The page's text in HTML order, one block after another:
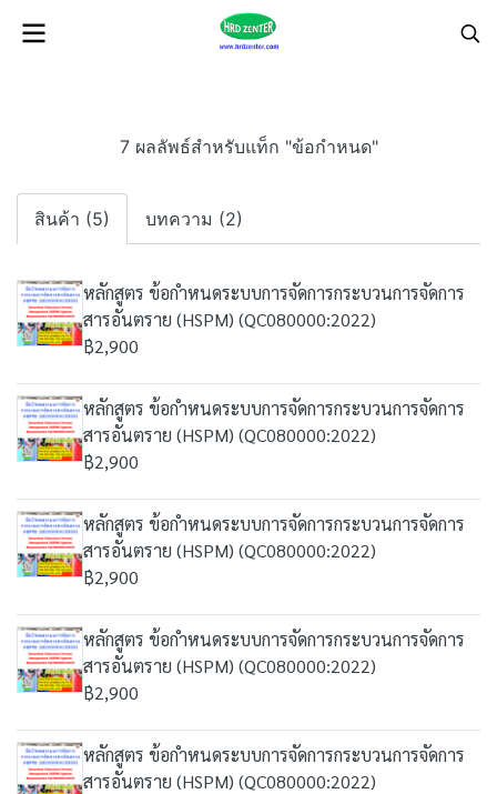
7 ผลลัพธ์สำหรับแท็ก "ข้อกำหนด"
สินค้า (5) บทความ (2)
หลักสูตร ข้อกำหนดระบบการจัดการกระบวนการจัดการ
สารอันตราย (HSPM) (QC080000:2022)
฿2,900
หลักสูตร ข้อกำหนดระบบการจัดการกระบวนการจัดการ
สารอันตราย (HSPM) (QC080000:2022)
฿2,900
หลักสูตร ข้อกำหนดระบบการจัดการกระบวนการจัดการ
สารอันตราย (HSPM) (QC080000:2022)
฿2,900
หลักสูตร ข้อกำหนดระบบการจัดการกระบวนการจัดการ
สารอันตราย (HSPM) (QC080000:2022)
฿2,900
หลักสูตร ข้อกำหนดระบบการจัดการกระบวนการจัดการ
สารอันตราย (HSPM) (QC080000:2022)